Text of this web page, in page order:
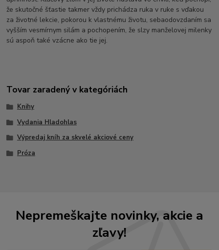
že skutočné šťastie takmer vždy prichádza ruka v ruke s vďakou
za životné lekcie, pokorou k vlastnému životu, sebaodovzdaním sa
vyšším vesmírnym silám a pochopením, že slzy manželovej milenky
sú aspoň také vzácne ako tie jej.
Tovar zaradený v kategóriách
Knihy
Vydania Hladohlas
Výpredaj kníh za skvelé akciové ceny
Próza
Nepremeškajte novinky, akcie a
zľavy!